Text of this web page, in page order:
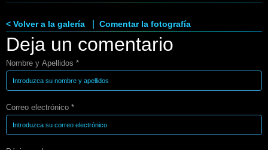
< Volver a la galería Comentar la fotografía
Deja un comentario
Nombre y Apellidos *
Correo electrónico *